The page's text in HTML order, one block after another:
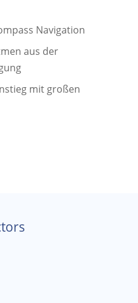
Navigation
aus der
mit großen